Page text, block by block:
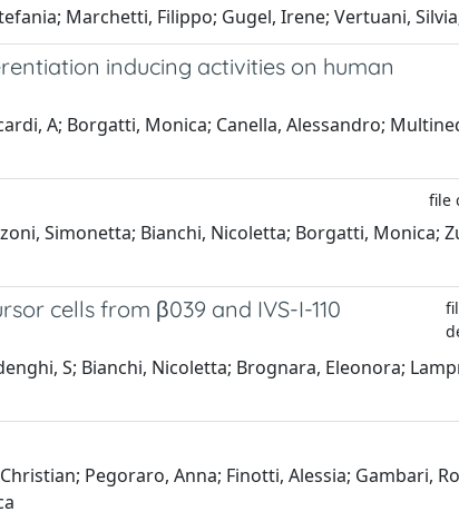
Marchetti, Filippo; Gugel, Irene; Vertuani,
inducing activities on human
A; Borgatti, Monica; Canella, Alessandro;
file
Simonetta; Bianchi, Nicoletta; Borgatti, Monica;
cells from β039 and IVS-I-110
S; Bianchi, Nicoletta; Brognara, Eleonora;
Pegoraro, Anna; Finotti, Alessia; Gambari,